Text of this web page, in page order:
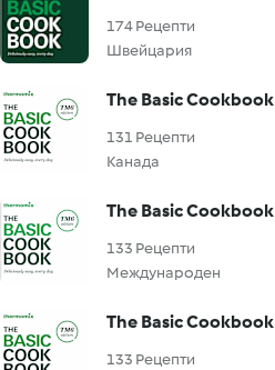
174 Рецепти
Швейцария
The Basic Cookbook
131 Рецепти
Канада
The Basic Cookbook
133 Рецепти
Международен
The Basic Cookbook
133 Рецепти